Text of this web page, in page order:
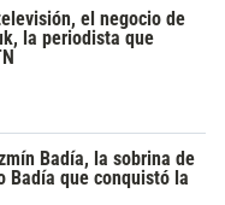
el negocio de
la periodista que
Badía, la sobrina de
Badía que conquistó la